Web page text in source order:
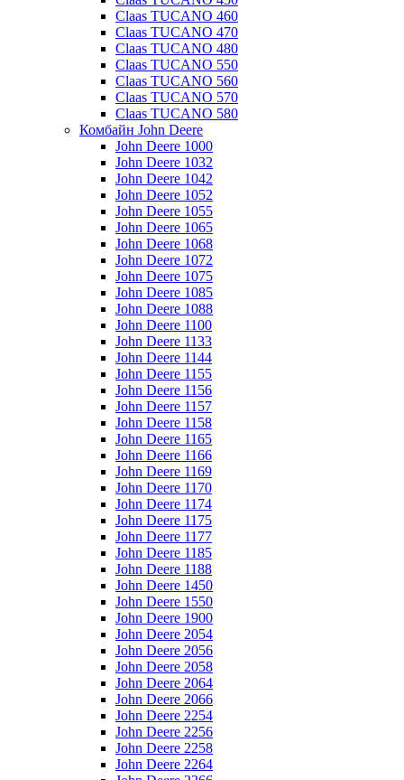
Claas TUCANO 460
Claas TUCANO 470
Claas TUCANO 480
Claas TUCANO 550
Claas TUCANO 560
Claas TUCANO 570
Claas TUCANO 580
Комбайн John Deere
John Deere 1000
John Deere 1032
John Deere 1042
John Deere 1052
John Deere 1055
John Deere 1065
John Deere 1068
John Deere 1072
John Deere 1075
John Deere 1085
John Deere 1088
John Deere 1100
John Deere 1133
John Deere 1144
John Deere 1155
John Deere 1156
John Deere 1157
John Deere 1158
John Deere 1165
John Deere 1166
John Deere 1169
John Deere 1170
John Deere 1174
John Deere 1175
John Deere 1177
John Deere 1185
John Deere 1188
John Deere 1450
John Deere 1550
John Deere 1900
John Deere 2054
John Deere 2056
John Deere 2058
John Deere 2064
John Deere 2066
John Deere 2254
John Deere 2256
John Deere 2258
John Deere 2264